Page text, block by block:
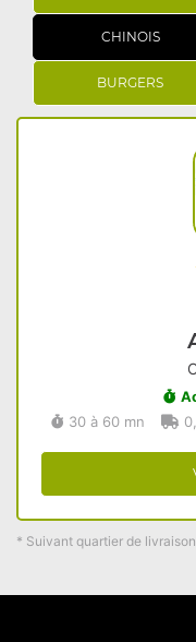
CHINOIS
BURGERS
30 à 60 mn
* Suivant quartier de